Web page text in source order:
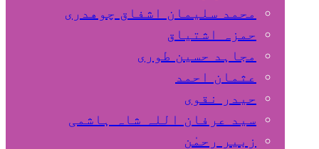
محمد سلیمان اشفاق چوهدری
حمزہ اشتیاق
مجاہد حسین طوری
عثمان احمد
حیدر نقوی
سید عرفان اللہ شاہ ہاشمی
زبیر رحمٰن